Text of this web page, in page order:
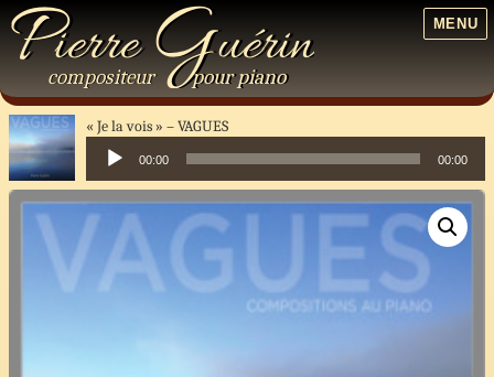
PierreGuérin
compositeur pourpiano
MENU
« Je la vois » VAGUES
Lecteur
audio
00:00 00:00